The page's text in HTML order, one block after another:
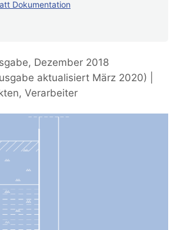
Dokumentation
Dezember 2018
aktualisiert März 2020) |
Verarbeiter